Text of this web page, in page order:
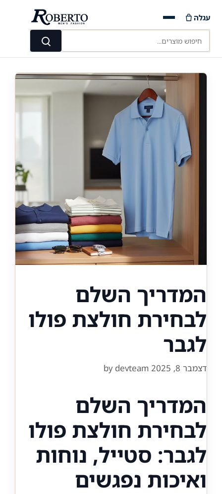
content
חיפוש מוצרים...
חיפוש
עגלה
המדריך השלם
לבחירת חולצת פולו
לגבר
דצמבר 8, 2025 by devteam
המדריך השלם
לבחירת חולצת פולו
לגבר: סטייל, נוחות
ואיכות נפגשים